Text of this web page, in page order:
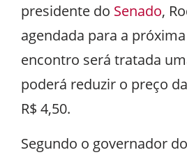
presidente do Senado,
agendada para a
encontro será tratada
poderá reduzir o preço
R$ 4,50.
Segundo o governador